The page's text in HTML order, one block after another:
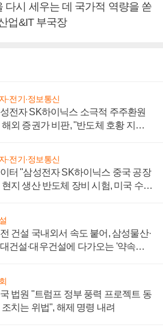
다시 세우는 데 국가적 역량을 쏟
업&IT 부국장
·전기·정보통신
전자 SK하이닉스 소극적 주주환원
해외 증권가 비판, "반도체 호황 지속
·전기·정보통신
터 "삼성전자 SK하이닉스 중국 공장
현지 생산 반도체 장비 시험, 미국 수출
건설 국내외서 속도 붙어, 삼성물산·
건설·대우건설에 다가오는 '약속의
법원 "트럼프 정부 풍력 프로젝트 동
조치는 위법", 해제 명령 내려